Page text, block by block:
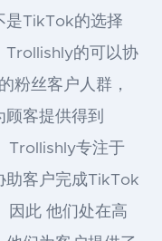
是TikTok的选择
Trollishly的可以协
粉丝客户人群，
客提供得到
Trollishly专注于
助客户完成TikTok
因此 他们处在高